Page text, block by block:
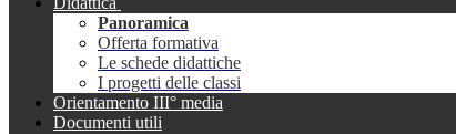
Panoramica
Offerta formativa
Le schede didattiche
I progetti delle classi
Orientamento III° media
Documenti utili